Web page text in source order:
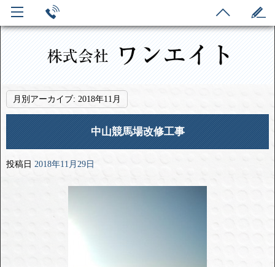
月別アーカイブ: 2018年11月
中山競馬場改修工事
投稿日 2018年11月29日